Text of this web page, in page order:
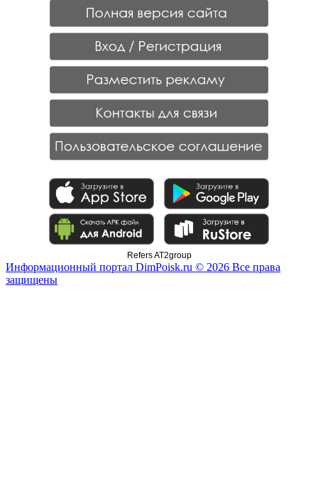
Refers AT2group
Информационный портал DimPoisk.ru © 2026 Все права
защищены